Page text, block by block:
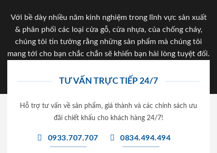
Với bề dày nhiều năm kinh nghiệm trong lĩnh vực sản xuất
& phân phối các loại cửa gỗ, cửa nhựa, của chống cháy,
chúng tôi tin tưởng rằng những sản phẩm mà chúng tôi
mang tới cho bạn chắc chắn sẽ khiến bạn hài lòng tuyệt đối.
TƯ VẤN TRỰC TIẾP 24/7
Hỗ trợ tư vấn về sản phẩm, giá thành và các chính sách ưu
đãi chiết khấu cho khách hàng 24/7!
0933.707.707 0834.494.494